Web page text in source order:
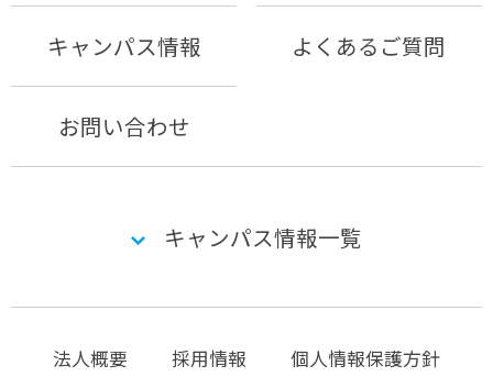
キャンパス情報 よくあるご質問
お問い合わせ
キャンパス情報一覧
法人概要 採用情報
個人情報保護方針